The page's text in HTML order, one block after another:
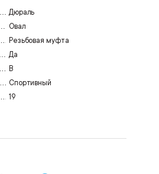
Дюраль
Овал
Резьбовая муфта
Да
В
Спортивный
19